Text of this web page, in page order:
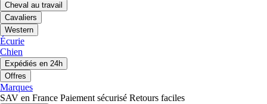
Cheval au travail
Cavaliers
Western
Écurie
Chien
Expédiés en 24h
Offres
Marques
SAV en France Paiement sécurisé Retours faciles